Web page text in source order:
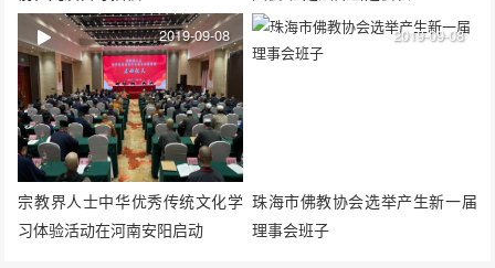
宗教界人士中华优秀传统文化学
习体验活动在河南安阳启动
2019-09-08
珠海市佛教协会选举产生新一届
理事会班子
2019-09-08